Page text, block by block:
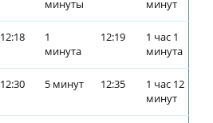
минуты
минут
12:18
1
минута
12:19
1 час 1
минута
12:30 5 минут 12:35
1 час 12
минут